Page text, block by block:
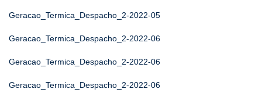
Geracao_Termica_Despacho_2-2022-05
Geracao_Termica_Despacho_2-2022-06
Geracao_Termica_Despacho_2-2022-06
Geracao_Termica_Despacho_2-2022-06